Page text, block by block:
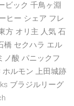
ビック 千鳥ヶ淵
ヒー シェア フレ
方 オリ主 人気 石
橋 セクハラ エル
ノ酸 パニックフ
ホルモン 上田城跡
ブラジルリーグ